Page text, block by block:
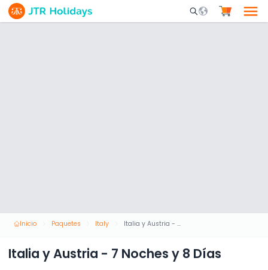
Mobile Search
Inicio Paquetes Italy Italia y Austria - 7 Noches y 8 Días
Italia y Austria - 7 Noches y 8 Días